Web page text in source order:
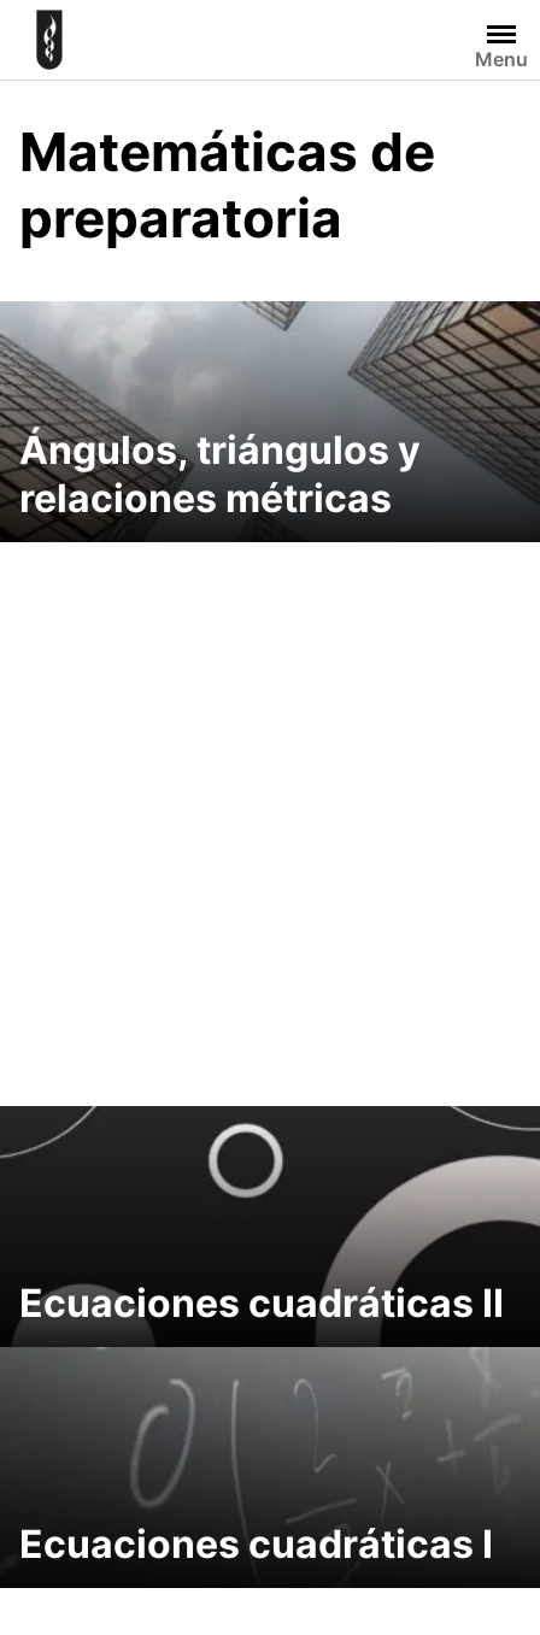
Skip
content
Menu
Matemáticas de
preparatoria
Ángulos, triángulos y
relaciones métricas
Ecuaciones cuadráticas II
Ecuaciones cuadráticas I